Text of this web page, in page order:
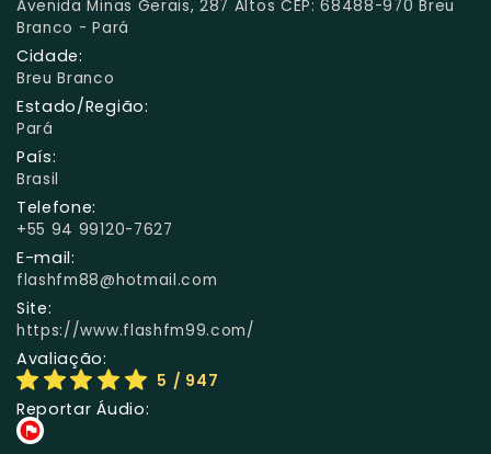
Avenida Minas Gerais, 287 Altos CEP: 68488-970 Breu
Branco - Pará
Cidade:
Breu Branco
Estado/Região:
Pará
País:
Brasil
Telefone:
+55 94 99120-7627
E-mail:
flashfm88@hotmail.com
Site:
https://www.flashfm99.com/
Avaliação:
5 / 947
Reportar Áudio: